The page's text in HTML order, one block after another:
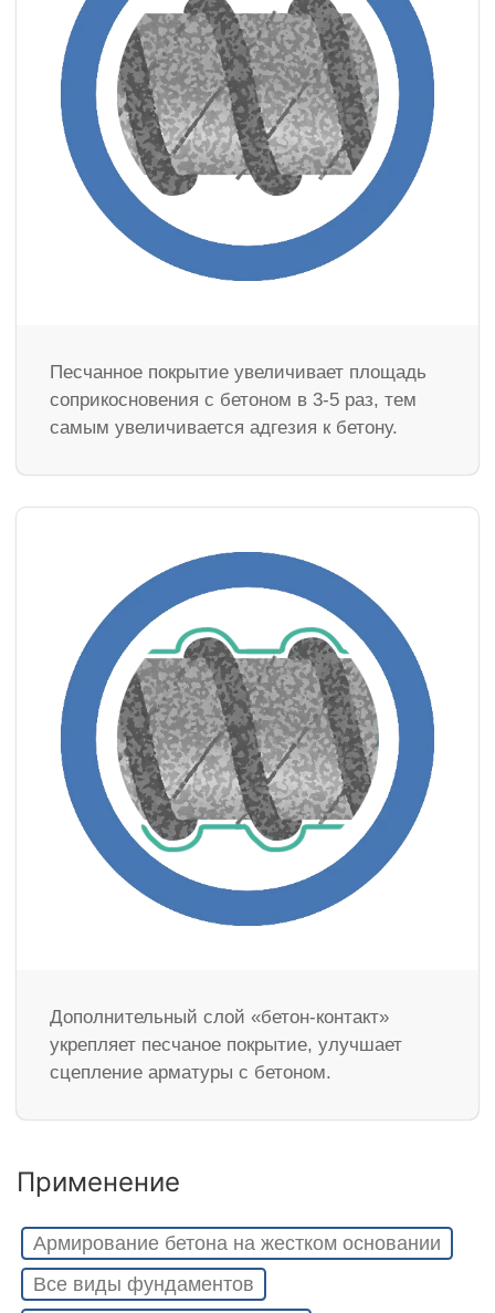
Песчанное покрытие увеличивает площадь
соприкосновения с бетоном в 3-5 раз, тем
самым увеличивается адгезия к бетону.
Дополнительный слой «бетон-контакт»
укрепляет песчаное покрытие, улучшает
сцепление арматуры с бетоном.
Применение
Армирование бетона на жестком основании
Все виды фундаментов